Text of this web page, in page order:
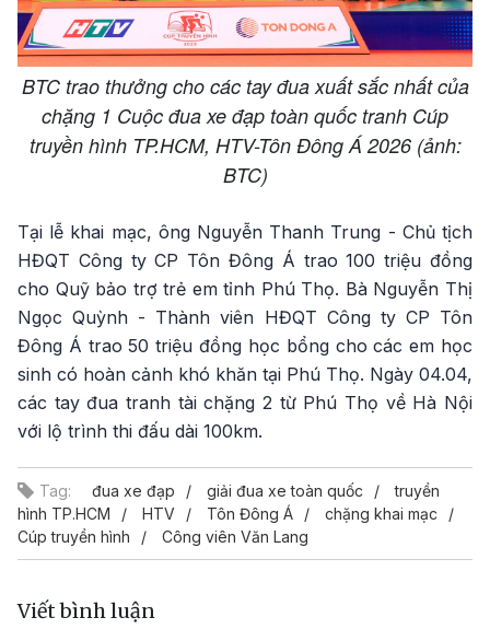
BTC trao thưởng cho các tay đua xuất sắc nhất của
chặng 1 Cuộc đua xe đạp toàn quốc tranh Cúp
truyền hình TP.HCM, HTV-Tôn Đông Á 2026 (ảnh:
BTC)
Tại lễ khai mạc, ông Nguyễn Thanh Trung - Chủ tịch
HĐQT Công ty CP Tôn Đông Á trao 100 triệu đồng
cho Quỹ bảo trợ trẻ em tỉnh Phú Thọ. Bà Nguyễn Thị
Ngọc Quỳnh - Thành viên HĐQT Công ty CP Tôn
Đông Á trao 50 triệu đồng học bổng cho các em học
sinh có hoàn cảnh khó khăn tại Phú Thọ. Ngày 04.04,
các tay đua tranh tài chặng 2 từ Phú Thọ về Hà Nội
với lộ trình thi đấu dài 100km.
Tag: đua xe đạp giải đua xe toàn quốc
truyền
hình TP.HCM
HTV Tôn Đông Á
chặng khai mạc
Cúp truyền hình
Công viên Văn Lang
Viết bình luận